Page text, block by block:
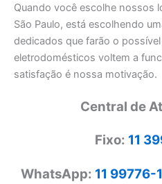
Quando você escolhe nossos
São Paulo, está escolhendo
dedicados que farão o
eletrodomésticos voltem a
satisfação é nossa motivação.
Central de
Fixo: 11
WhatsApp: 11 99776-